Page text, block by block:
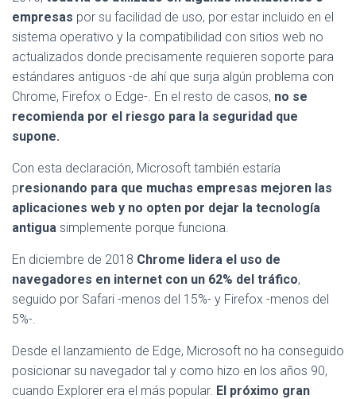
empresas por su facilidad de uso, por estar incluido en el
sistema operativo y la compatibilidad con sitios web no
actualizados donde precisamente requieren soporte para
estándares antiguos -de ahí que surja algún problema con
Chrome, Firefox o Edge-. En el resto de casos, no se
recomienda por el riesgo para la seguridad que
supone.
Con esta declaración, Microsoft también estaría
presionando para que muchas empresas mejoren las
aplicaciones web y no opten por dejar la tecnología
antigua simplemente porque funciona.
En diciembre de 2018 Chrome lidera el uso de
navegadores en internet con un 62% del tráfico,
seguido por Safari -menos del 15%- y Firefox -menos del
5%-.
Desde el lanzamiento de Edge, Microsoft no ha conseguido
posicionar su navegador tal y como hizo en los años 90,
cuando Explorer era el más popular. El próximo gran